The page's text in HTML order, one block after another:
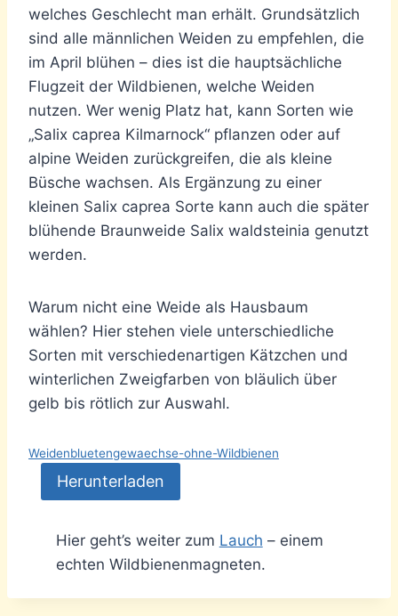
welches Geschlecht man erhält. Grundsätzlich
sind alle männlichen Weiden zu empfehlen, die
im April blühen – dies ist die hauptsächliche
Flugzeit der Wildbienen, welche Weiden
nutzen. Wer wenig Platz hat, kann Sorten wie
„Salix caprea Kilmarnock“ pflanzen oder auf
alpine Weiden zurückgreifen, die als kleine
Büsche wachsen. Als Ergänzung zu einer
kleinen Salix caprea Sorte kann auch die später
blühende Braunweide Salix waldsteinia genutzt
werden.
Warum nicht eine Weide als Hausbaum
wählen? Hier stehen viele unterschiedliche
Sorten mit verschiedenartigen Kätzchen und
winterlichen Zweigfarben von bläulich über
gelb bis rötlich zur Auswahl.
Weidenbluetengewaechse-ohne-Wildbienen
Herunterladen
Hier geht’s weiter zum Lauch – einem
echten Wildbienenmagneten.